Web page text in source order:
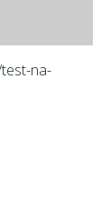
na-